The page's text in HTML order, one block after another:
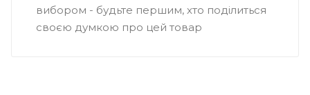
вибором - будьте першим, хто поділиться
своєю думкою про цей товар